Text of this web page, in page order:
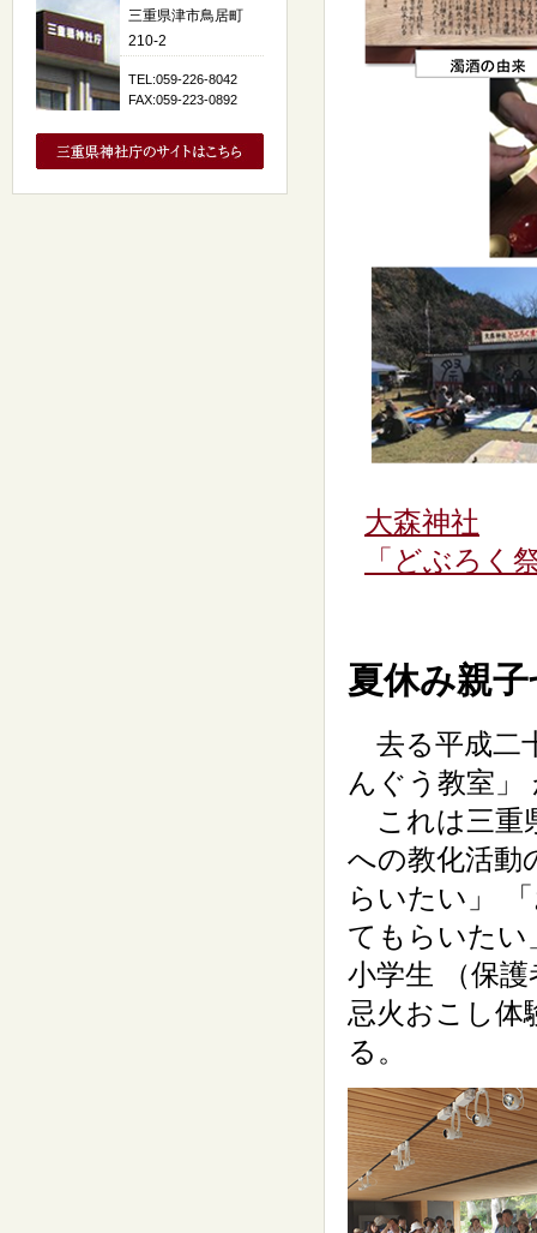
大森神社
「どぶろく
夏休み親
去る平成二
んぐう教室」
これは三重
への教化活動
らいたい」
てもらいたい
小学生 （保
忌火おこし
る。
三重県津市鳥居町
210-2
TEL:059-226-8042
FAX:059-223-0892